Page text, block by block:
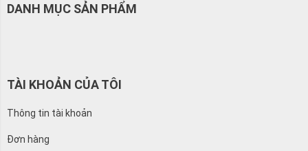
DANH MỤC SẢN PHẨM
TÀI KHOẢN CỦA TÔI
Thông tin tài khoản
Đơn hàng